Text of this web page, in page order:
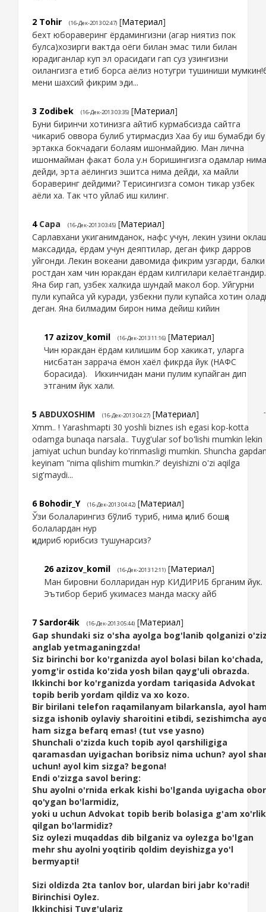
2 Tohir (16-Дек-2013 02:47) [Материал]
бехт юбораверинг ёрдамингизни (агар ниятиз пок
булса)хозирги вактда оёги билан эмас тили билан
юрадиганлар куп эл орасидаги гап суз узингизни
оилангизга етиб борса аёлиз нотугри тушиниши
мени шахсий фикрим эди...
3 Zodibek (16-Дек-2013 03:35) [Материал]
Буни биринчи хотинизга айтиб курмабсизда сайтга
чикариб оввора булиб утирмасдиз Хаа бу иш бумабди бу
эртакка бокчадаги болаям ишонмайдию. Ман лична
ишонмайман факат бола у.н боришингизга одамлар нима
дейди, эрта аёлингиз эшитса нима дейди, ха майли
бораверинг дейдими? Терисингизга сомон тикар узбек
аёли ха. Так что уйлаб иш килинг.
4 Сара (16-Дек-2013 03:45) [Материал]
Сарлавхани укиганимданок, нафс учун, лекин узини
максадида, ёрдам учун деяптилар, деган фикр дарров
уйгонди. Лекин вокеани давомида фикрим узгарди, балки
ростдан хам чин юракдан ёрдам килгилари келаётгандир.
Яна бир гап, узбек халкида шундай макол бор. Уйгурни
пули купайса уй куради, узбекни пули купайса хотин
деган. Яна билмадим бирон нима дейиш кийин
17 azizov_komil (16-Дек-2013 11:16) [Материал]
Чин юракдан ёрдам килишим бор хакикат, уларга
нисбатан заррача ёмон хаёл фикрда йук (НАФС
борасида). Иккинчидан мани пулим купайган дип
этганим йук хали.
5 ABDUXOSHIM (16-Дек-2013 04:27) [Материал]
Xmm.. ! Yarashmapti 30 yoshli biznes ish egasi kop-kotta
odamga bunaqa narsala.. Tuyg'ular sof bo'lishi mumkin lekin
jamiyat uchun bunday ko'rinmasligi mumkin. Shuncha
keyinam "nima qilishim mumkin.?' deyishizni o'zi aqilga
sig'maydi...
6 Bohodir_Y (16-Дек-2013 04:42) [Материал]
Ўзи болаларингиз бўлиб туриб, нима қилиб бошқа
болалардан нур
қидириб юрибсиз тушунарсиз?
26 azizov_komil (16-Дек-2013 12:11) [Материал]
Ман бировни болларидан нур КИДИРИБ брганим йук.
Эътибор бериб укимасез манда маску айб
7 Sardor4ik (16-Дек-2013 05:44) [Материал]
Gap shundaki siz o'sha ayolga bog'lanib qolganizi
anglab yetmaganingzda!
Siz birinchi bor ko'rganizda ayol bolasi bilan ko'chada,
yomg'ir ostida ko'zida yosh bilan qayg'uli obrazda.
Ikkinchi bor ko'rganizda yordam tariqasida Advokat
topib berib yordam qildiz va xo kozo.
Bir birilani telefon raqamilanyam bilarkansla, ayol
sizga ishonib oylaviy sharoitini etibdi, sezishimcha
ham sizga befarq emas! (tut vse yasno)
Shunchali o'zizda kuch topib ayol qarshiligiga
qaramasdan uyigachan boribsiz nima uchun? ayol
uchun! ayol kim sizga? begona!
Endi o'zizga savol bering:
Shu ayolni o'rnida erkak kishi bo'lganda uyigacha
qo'ygan bo'larmidiz,
yoki u uchun Advokat topib berib bolasiga g'am xo'rlik
qilgan bo'larmidiz?
Siz oylezi muqaddas dib bilganiz va oylezga bo'lgan
mehr shu ayolni yoqtirib qoldim deyishizga yo'l
bermyapti!
Sizi oldizda 2ta tanlov bor, ulardan biri jabr ko'radi!
Birinchisi Oylez.
Ikkinchisi Tuyg'ulariz